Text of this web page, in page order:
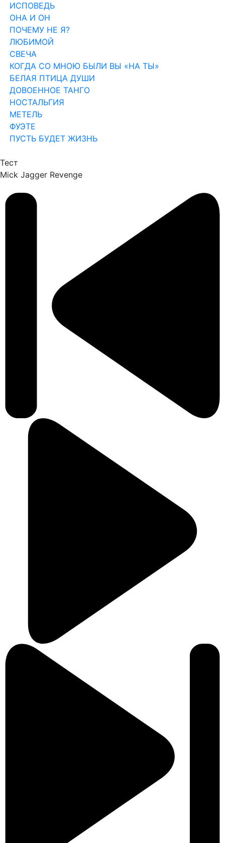
ИСПОВЕДЬ
ОНА И ОН
ПОЧЕМУ НЕ Я?
ЛЮБИМОЙ
СВЕЧА
КОГДА СО МНОЮ БЫЛИ ВЫ «НА ТЫ»
БЕЛАЯ ПТИЦА ДУШИ
ДОВОЕННОЕ ТАНГО
НОСТАЛЬГИЯ
МЕТЕЛЬ
ФУЭТЕ
ПУСТЬ БУДЕТ ЖИЗНЬ
Тест
Mick Jagger Revenge